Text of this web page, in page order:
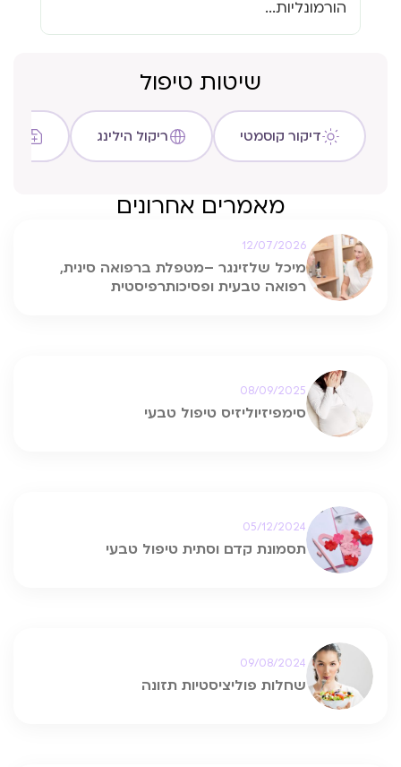
הורמונליות...
שיטות טיפול
דיקור קוסמטי ריקול הילינג
מאמרים אחרונים
מיכל שלזינגר –מטפלת ברפואה סינית,
רפואה טבעית ופסיכותרפיסטית
12/07/2026
סימפיזיוליזיס טיפול טבעי
08/09/2025
תסמונת קדם וסתית טיפול טבעי
05/12/2024
שחלות פוליציסטיות תזונה
09/08/2024